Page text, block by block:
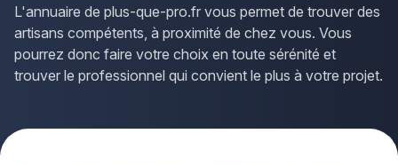
L'annuaire de plus-que-pro.fr vous permet de trouver des
artisans compétents, à proximité de chez vous. Vous
pourrez donc faire votre choix en toute sérénité et
trouver le professionnel qui convient le plus à votre projet.